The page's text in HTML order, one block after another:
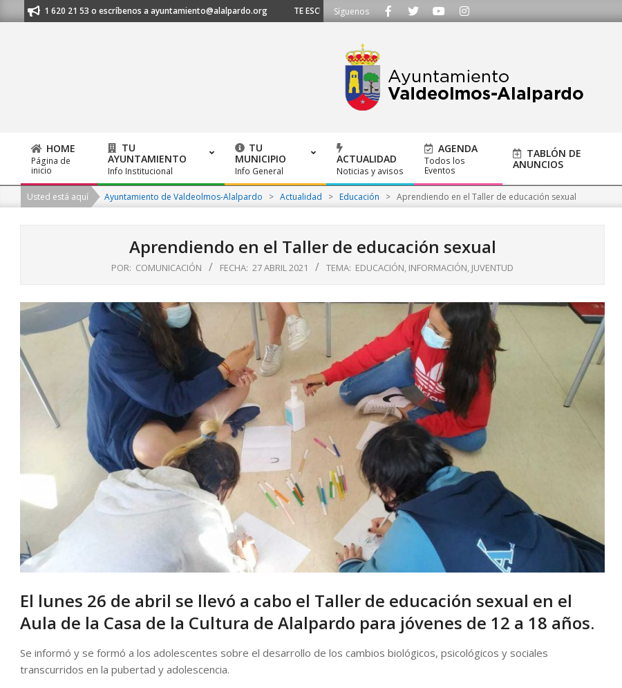
to
al 91 620 21 53 o escríbenos a ayuntamiento@alalpardo.org TE ESCUCHAMOS - Llámanos al 91 620 21 53 o escríbenos a ayuntamiento@alalpardo.org
Síguenos
Primary
Navigation
Menu
HOME
Página de
inicio
TU
AYUNTAMIENTO
Info Institucional
TU
MUNICIPIO
Info General
ACTUALIDAD
Noticias y avisos
AGENDA
Todos los
Eventos
TABLÓN DE
ANUNCIOS
Usted está aquí Ayuntamiento de Valdeolmos-Alalpardo > Actualidad > Educación > Aprendiendo en el Taller de educación sexual
Aprendiendo en el Taller de educación sexual
POR: COMUNICACIÓN FECHA: 27 ABRIL 2021 TEMA: EDUCACIÓN, INFORMACIÓN, JUVENTUD
El lunes 26 de abril se llevó a cabo el Taller de educación sexual en el
Aula de la Casa de la Cultura de Alalpardo para jóvenes de 12 a 18 años.
Se informó y se formó a los adolescentes sobre el desarrollo de los cambios biológicos, psicológicos y sociales
transcurridos en la pubertad y adolescencia.